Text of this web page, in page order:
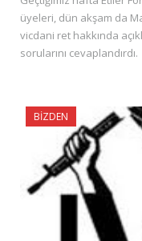
üyeleri, dün akşam da
vicdani ret hakkında
sorularını cevaplandırdı.
BIZDEN